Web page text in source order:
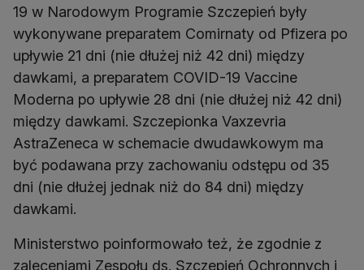
19 w Narodowym Programie Szczepień były
wykonywane preparatem Comirnaty od Pfizera po
upływie 21 dni (nie dłużej niż 42 dni) między
dawkami, a preparatem COVID-19 Vaccine
Moderna po upływie 28 dni (nie dłużej niż 42 dni)
między dawkami. Szczepionka Vaxzevria
AstraZeneca w schemacie dwudawkowym ma
być podawana przy zachowaniu odstępu od 35
dni (nie dłużej jednak niż do 84 dni) między
dawkami.
Ministerstwo poinformowało też, że zgodnie z
zaleceniami Zespołu ds. Szczepień Ochronnych i